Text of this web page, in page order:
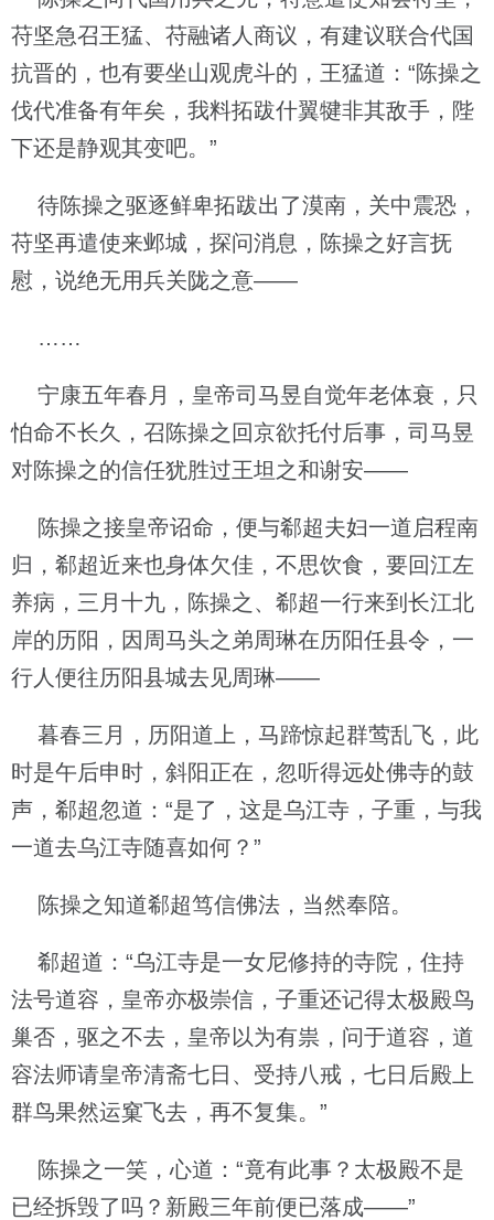
苻坚急召王猛、苻融诸人商议，有建议联合代国
抗晋的，也有要坐山观虎斗的，王猛道：“陈操之
伐代准备有年矣，我料拓跋什翼犍非其敌手，陛
下还是静观其变吧。”
待陈操之驱逐鲜卑拓跋出了漠南，关中震恐，
苻坚再遣使来邺城，探问消息，陈操之好言抚
慰，说绝无用兵关陇之意——
……
宁康五年春月，皇帝司马昱自觉年老体衰，只
怕命不长久，召陈操之回京欲托付后事，司马昱
对陈操之的信任犹胜过王坦之和谢安——
陈操之接皇帝诏命，便与郗超夫妇一道启程南
归，郗超近来也身体欠佳，不思饮食，要回江左
养病，三月十九，陈操之、郗超一行来到长江北
岸的历阳，因周马头之弟周琳在历阳任县令，一
行人便往历阳县城去见周琳——
暮春三月，历阳道上，马蹄惊起群莺乱飞，此
时是午后申时，斜阳正在，忽听得远处佛寺的鼓
声，郗超忽道：“是了，这是乌江寺，子重，与我
一道去乌江寺随喜如何？”
陈操之知道郗超笃信佛法，当然奉陪。
郗超道：“乌江寺是一女尼修持的寺院，住持
法号道容，皇帝亦极崇信，子重还记得太极殿鸟
巢否，驱之不去，皇帝以为有祟，问于道容，道
容法师请皇帝清斋七日、受持八戒，七日后殿上
群鸟果然运窠飞去，再不复集。”
陈操之一笑，心道：“竟有此事？太极殿不是
已经拆毁了吗？新殿三年前便已落成——”